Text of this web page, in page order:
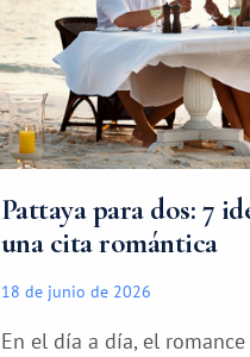
Pattaya para dos: 7
una cita romántica
18 de junio de 2026
En el día a día, el